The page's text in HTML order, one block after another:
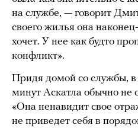
на службе, — говорит
своего жилья она
хочет. У нее как будто
конфликт».
Придя домой со службы, в
минут Аскатла обычно не
«Она ненавидит свое
не приведет себя в